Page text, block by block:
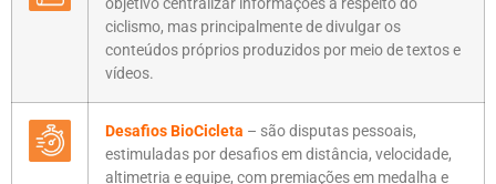
objetivo centralizar informações a respeito do
ciclismo, mas principalmente de divulgar os
conteúdos próprios produzidos por meio de textos e
vídeos.
Desafios BioCicleta – são disputas pessoais,
estimuladas por desafios em distância, velocidade,
altimetria e equipe, com premiações em medalha e